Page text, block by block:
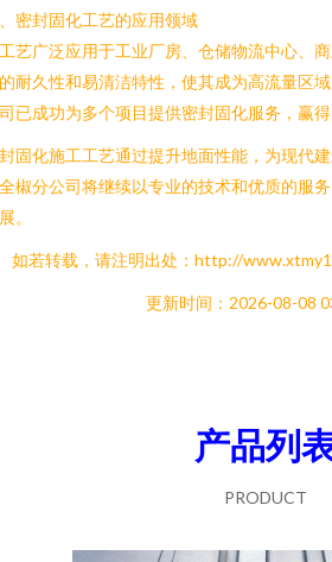
密封固化工艺的应用领域
艺广泛应用于工业厂房、仓储物流中心、
耐久性和易清洁特性，使其成为高流量区
已成功为多个项目提供密封固化服务，赢得
固化施工工艺通过提升地面性能，为现代
椒分公司将继续以专业的技术和优质的服
。
如若转载，请注明出处：http://
更新时间：2026-08-08
产品列
PRODUCT